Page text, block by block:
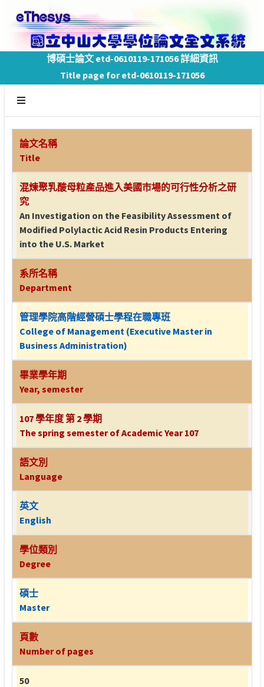
博碩士論文 etd-0610119-171056 詳細資訊
Title page for etd-0610119-171056
論文名稱
Title
混煉聚乳酸母粒產品進入美國市場的可行性分析之研
究
An Investigation on the Feasibility Assessment of
Modified Polylactic Acid Resin Products Entering
into the U.S. Market
系所名稱
Department
管理學院高階經營碩士學程在職專班
College of Management (Executive Master in
Business Administration)
畢業學年期
Year, semester
107 學年度 第 2 學期
The spring semester of Academic Year 107
語文別
Language
英文
English
學位類別
Degree
碩士
Master
頁數
Number of pages
50